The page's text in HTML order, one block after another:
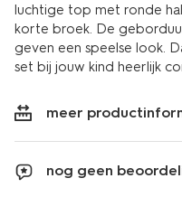
luchtige top met ronde
korte broek. De
geven een speelse look.
set bij jouw kind heerlijk
meer
nog geen